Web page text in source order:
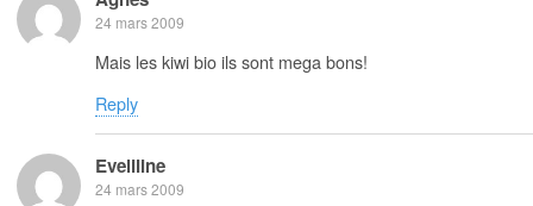
24 mars 2009
Mais les kiwi bio ils sont mega bons!
Reply
Eveliline
24 mars 2009